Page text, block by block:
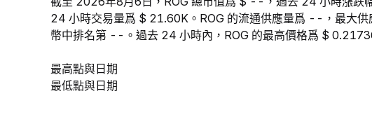
24 小時交易量爲 $ 21.60K。ROG 的流通供應量爲 --，最大
幣中排名第 --。過去 24 小時內，ROG 的最高價格爲 $
最高點與日期
最低點與日期